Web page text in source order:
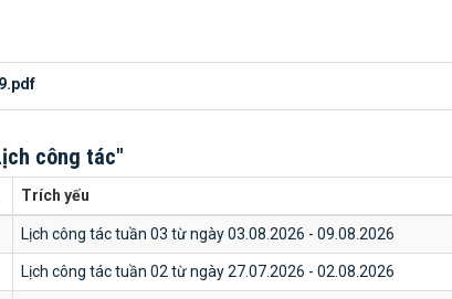
công tác"
Trích yếu
Lịch công tác tuần 03 từ ngày 03.08.2026 - 09.08.2026
Lịch công tác tuần 02 từ ngày 27.07.2026 - 02.08.2026